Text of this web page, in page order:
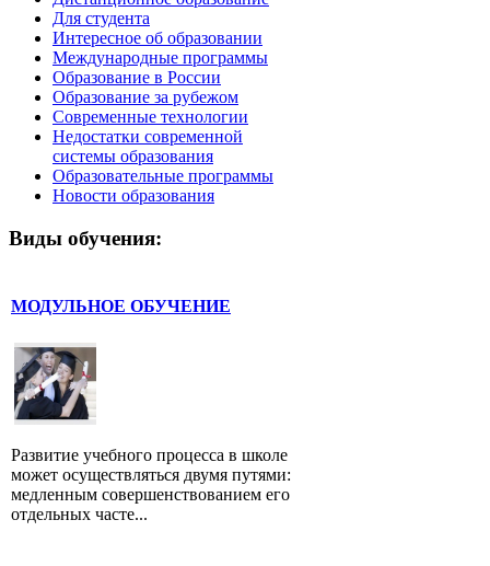
Для студента
Интересное об образовании
Международные программы
Образование в России
Образование за рубежом
Современные технологии
Недостатки современной
системы образования
Образовательные программы
Новости образования
Виды обучения:
МОДУЛЬНОЕ ОБУЧЕНИЕ
Развитие учебного процесса в школе
может осуществляться двумя путями:
медленным совершенствованием его
отдельных часте...